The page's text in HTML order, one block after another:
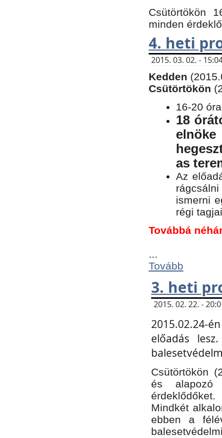
Csütörtökön
minden
4. heti
2015. 03. 02. -
Kedden
Csütörtökön
16-20
18
as
Az
ismerni
régi
Továbbá
...
Tovább
3. heti
2015. 02. 22. -
2015.02.24-
előadás
Csütörtökön
és alapozó
érdeklődőket.
Mindkét
ebben a